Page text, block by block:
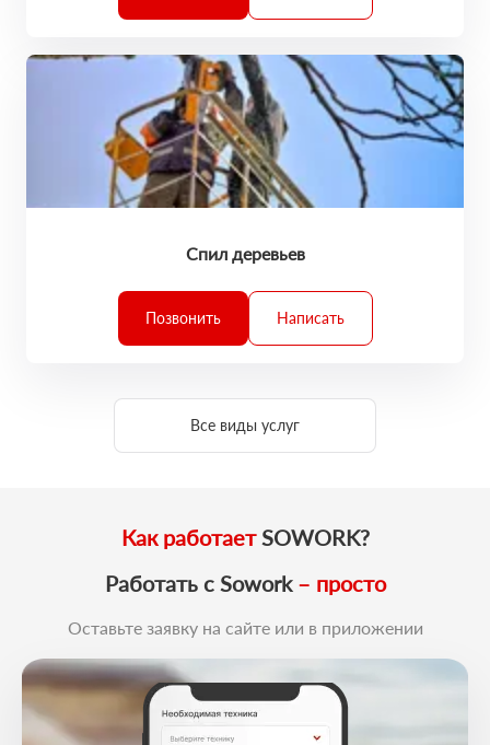
Спил деревьев
Позвонить Написать
Все виды услуг
Как работаетSOWORK?
Работать с Sowork – просто
Оставьте заявку на сайте или в приложении